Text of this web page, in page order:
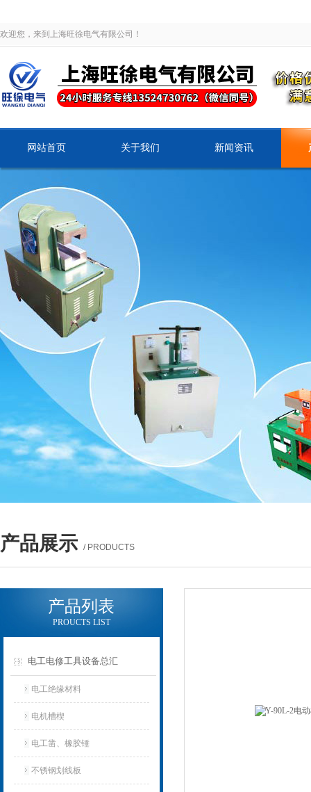
欢迎您，来到上海旺徐电气有限公司！
网站首页 关于我们 新闻资讯
产品展示 / PRODUCTS
产品列表
PROUCTS LIST
电工电修工具设备总汇
电工绝缘材料
电机槽楔
电工凿、橡胶锤
不锈钢划线板